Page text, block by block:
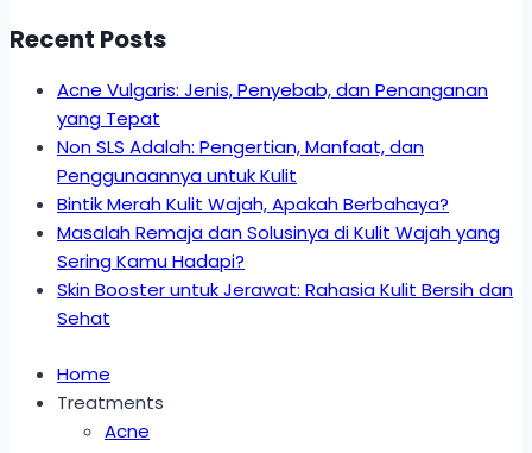
Recent Posts
Acne Vulgaris: Jenis, Penyebab, dan Penanganan
yang Tepat
Non SLS Adalah: Pengertian, Manfaat, dan
Penggunaannya untuk Kulit
Bintik Merah Kulit Wajah, Apakah Berbahaya?
Masalah Remaja dan Solusinya di Kulit Wajah yang
Sering Kamu Hadapi?
Skin Booster untuk Jerawat: Rahasia Kulit Bersih dan
Sehat
Home
Treatments
Acne